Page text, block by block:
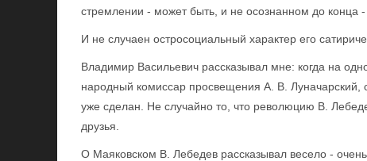
стремлении - может быть, и не осознанном до конца
И не случаен остросоциальный характер его
Владимир Васильевич рассказывал мне: когда на
народный комиссар просвещения А. В.
уже сделан. Не случайно то, что революцию В.
друзья.
О Маяковском В. Лебедев рассказывал весело -